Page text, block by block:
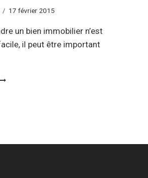
17 février 2015
un bien immobilier n’est
il peut être important
HOME